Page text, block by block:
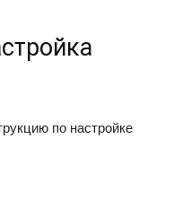
по настройке